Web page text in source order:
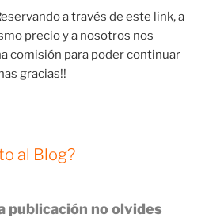
a través de este link, a
precio y a nosotros nos
comisión para poder continuar
gracias!!
al Blog?
publicación no olvides